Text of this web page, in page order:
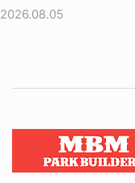
2026.08.05